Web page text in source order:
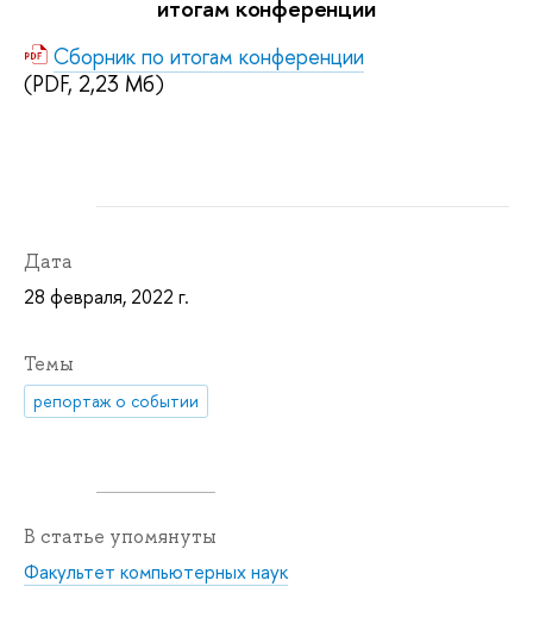
итогам конференции
Сборник по итогам конференции
(PDF, 2,23 Мб)
Дата
28 февраля, 2022 г.
Темы
репортаж о событии
В статье упомянуты
Факультет компьютерных наук